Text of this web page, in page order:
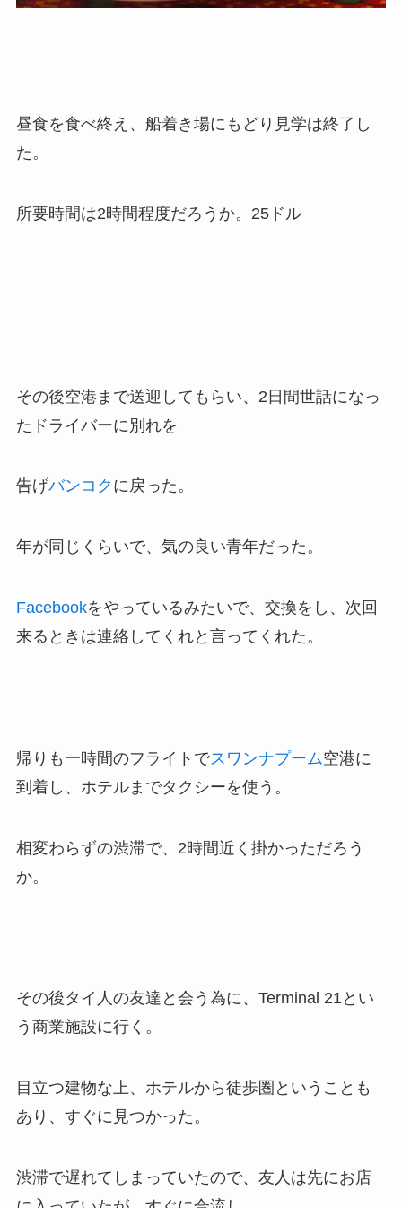
昼食を食べ終え、船着き場にもどり見学は終了し
た。
所要時間は2時間程度だろうか。25ドル
その後空港まで送迎してもらい、2日間世話になっ
たドライバーに別れを
告げバンコク に戻った。
年が同じくらいで、気の良い青年だった。
Facebookをやっているみたいで、交換をし、次回
来るときは連絡してくれと言ってくれた。
帰りも一時間のフライトでスワンナプーム空港に
到着し、ホテルまでタクシーを使う。
相変わらずの渋滞で、2時間近く掛かっただろう
か。
その後タイ人の友達と会う為に、Terminal 21とい
う商業施設に行く。
目立つ建物な上、ホテルから徒歩圏ということも
あり、すぐに見つかった。
渋滞で遅れてしまっていたので、友人は先にお店